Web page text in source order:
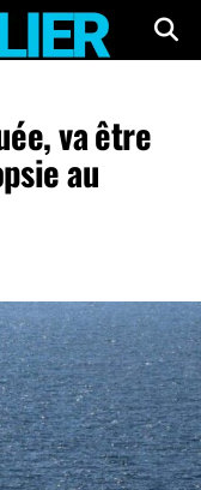
va être
au